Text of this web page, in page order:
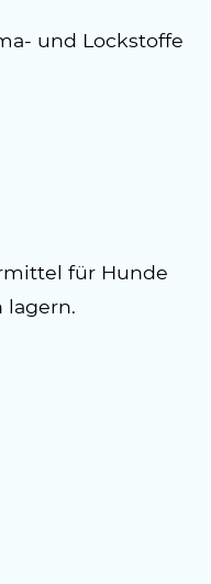
und Lockstoffe
für Hunde
lagern.